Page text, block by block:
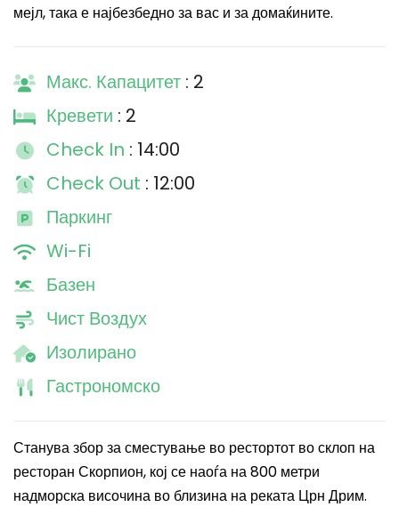
мејл, така е најбезбедно за вас и за домаќините.
Макс. Капацитет : 2
Кревети : 2
Check In : 14:00
Check Out : 12:00
Паркинг
Wi-Fi
Базен
Чист Воздух
Изолирано
Гастрономско
Станува збор за сместување во рестортот во склоп на
ресторан Скорпион, кој се наоѓа на 800 метри
надморска височина во близина на реката Црн Дрим.